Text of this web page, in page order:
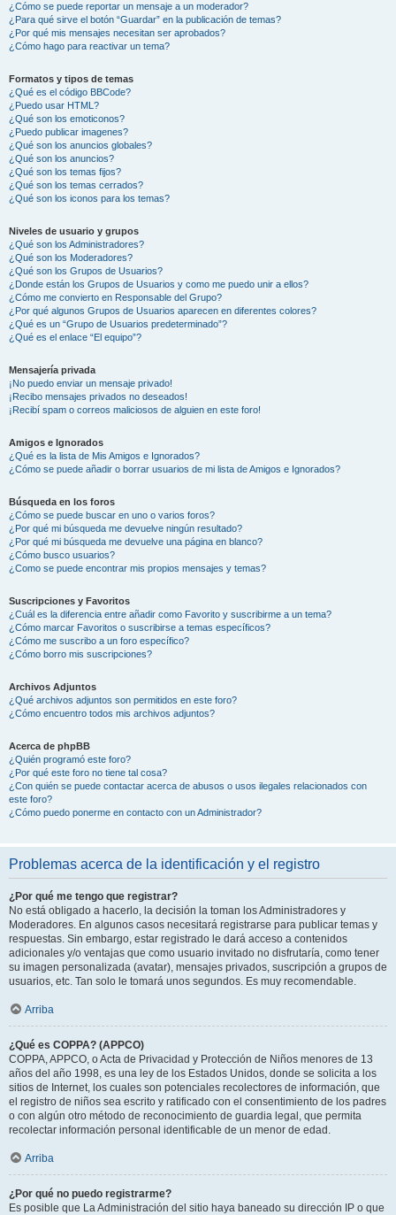
¿Cómo se puede reportar un mensaje a un moderador?
¿Para qué sirve el botón “Guardar” en la publicación de temas?
¿Por qué mis mensajes necesitan ser aprobados?
¿Cómo hago para reactivar un tema?
Formatos y tipos de temas
¿Qué es el código BBCode?
¿Puedo usar HTML?
¿Qué son los emoticonos?
¿Puedo publicar imagenes?
¿Qué son los anuncios globales?
¿Qué son los anuncios?
¿Qué son los temas fijos?
¿Qué son los temas cerrados?
¿Qué son los iconos para los temas?
Niveles de usuario y grupos
¿Qué son los Administradores?
¿Qué son los Moderadores?
¿Qué son los Grupos de Usuarios?
¿Donde están los Grupos de Usuarios y como me puedo unir a ellos?
¿Cómo me convierto en Responsable del Grupo?
¿Por qué algunos Grupos de Usuarios aparecen en diferentes colores?
¿Qué es un “Grupo de Usuarios predeterminado”?
¿Qué es el enlace “El equipo”?
Mensajería privada
¡No puedo enviar un mensaje privado!
¡Recibo mensajes privados no deseados!
¡Recibí spam o correos maliciosos de alguien en este foro!
Amigos e Ignorados
¿Qué es la lista de Mis Amigos e Ignorados?
¿Cómo se puede añadir o borrar usuarios de mi lista de Amigos e Ignorados?
Búsqueda en los foros
¿Cómo se puede buscar en uno o varios foros?
¿Por qué mi búsqueda me devuelve ningún resultado?
¿Por qué mi búsqueda me devuelve una página en blanco?
¿Cómo busco usuarios?
¿Como se puede encontrar mis propios mensajes y temas?
Suscripciones y Favoritos
¿Cuál es la diferencia entre añadir como Favorito y suscribirme a un tema?
¿Cómo marcar Favoritos o suscribirse a temas específicos?
¿Cómo me suscribo a un foro específico?
¿Cómo borro mis suscripciones?
Archivos Adjuntos
¿Qué archivos adjuntos son permitidos en este foro?
¿Cómo encuentro todos mis archivos adjuntos?
Acerca de phpBB
¿Quién programó este foro?
¿Por qué este foro no tiene tal cosa?
¿Con quién se puede contactar acerca de abusos o usos ilegales relacionados con
este foro?
¿Cómo puedo ponerme en contacto con un Administrador?
Problemas acerca de la identificación y el registro
¿Por qué me tengo que registrar?
No está obligado a hacerlo, la decisión la toman los Administradores y
Moderadores. En algunos casos necesitará registrarse para publicar temas y
respuestas. Sin embargo, estar registrado le dará acceso a contenidos
adicionales y/o ventajas que como usuario invitado no disfrutaría, como tener
su imagen personalizada (avatar), mensajes privados, suscripción a grupos de
usuarios, etc. Tan solo le tomará unos segundos. Es muy recomendable.
Arriba
¿Qué es COPPA? (APPCO)
COPPA, APPCO, o Acta de Privacidad y Protección de Niños menores de 13
años del año 1998, es una ley de los Estados Unidos, donde se solicita a los
sitios de Internet, los cuales son potenciales recolectores de información, que
el registro de niños sea escrito y ratificado con el consentimiento de los padres
o con algún otro método de reconocimiento de guardia legal, que permita
recolectar información personal identificable de un menor de edad.
Arriba
¿Por qué no puedo registrarme?
Es posible que La Administración del sitio haya baneado su dirección IP o que